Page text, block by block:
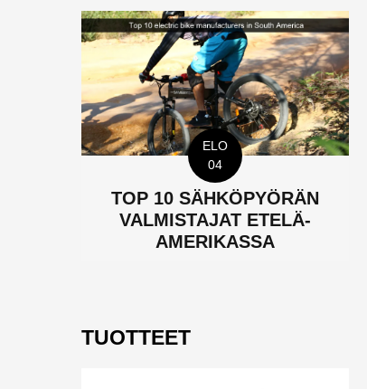
ELO
04
TOP 10 SÄHKÖPYÖRÄN
VALMISTAJAT ETELÄ-
AMERIKASSA
TUOTTEET